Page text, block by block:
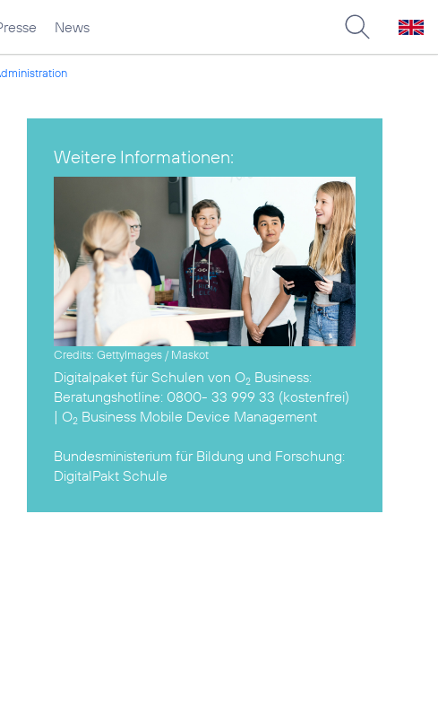
News
Weitere Informationen:
Credits: GettyImages / Maskot
Digitalpaket für Schulen von O2 Business:
Beratungshotline: 0800- 33 999 33 (kostenfrei)
| O2 Business Mobile Device Management
Bundesministerium für Bildung und Forschung:
DigitalPakt Schule